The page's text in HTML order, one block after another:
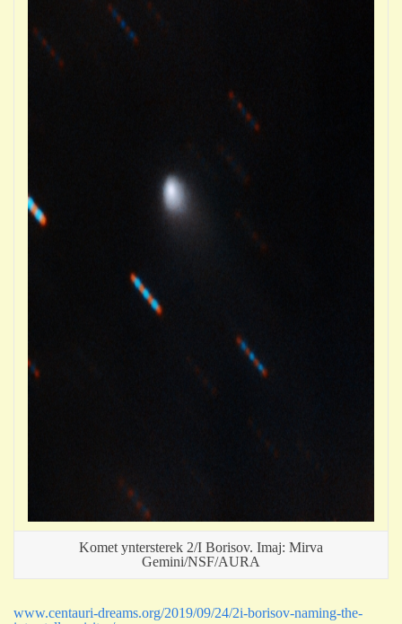
Komet yntersterek 2/I Borisov. Imaj: Mirva
Gemini/NSF/AURA
www.centauri-dreams.org/2019/09/24/2i-borisov-naming-the-